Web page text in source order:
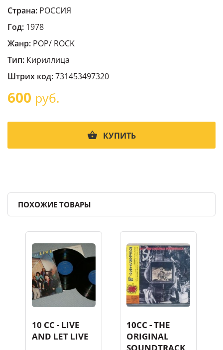
Страна: РОССИЯ
Год: 1978
Жанр: POP/ ROCK
Тип: Кириллица
Штрих код:731453497320
600 руб.
КУПИТЬ
ПОХОЖИЕ ТОВАРЫ
10 CC - LIVE
AND LET LIVE
10CC - THE
ORIGINAL
SOUNDTRACK